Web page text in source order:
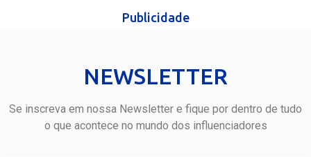
Publicidade
NEWSLETTER
Se inscreva em nossa Newsletter e fique por dentro de tudo
o que acontece no mundo dos influenciadores